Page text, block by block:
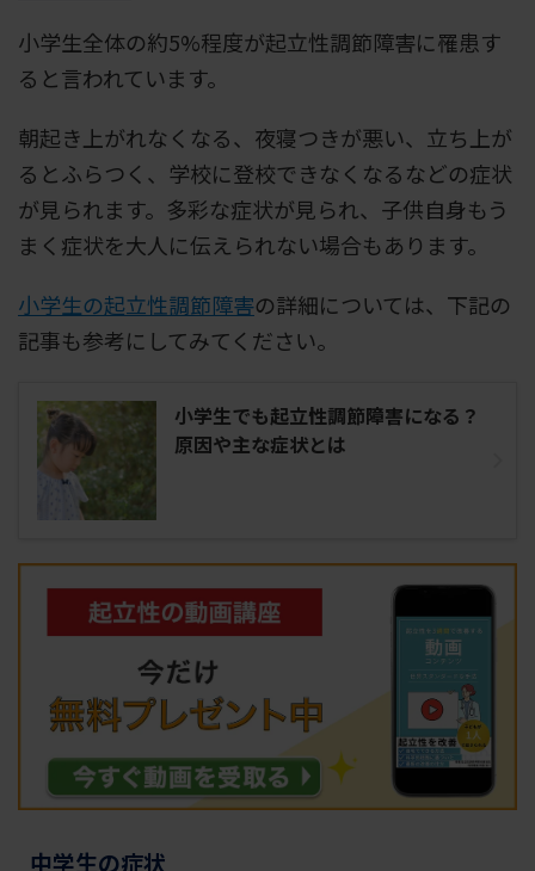
小学生全体の約5%程度が起立性調節障害に罹患す
ると言われています。
朝起き上がれなくなる、夜寝つきが悪い、立ち上が
るとふらつく、学校に登校できなくなるなどの症状
が見られます。多彩な症状が見られ、子供自身もう
まく症状を大人に伝えられない場合もあります。
小学生の起立性調節障害の詳細については、下記の
記事も参考にしてみてください。
小学生でも起立性調節障害になる？
原因や主な症状とは
中学生の症状